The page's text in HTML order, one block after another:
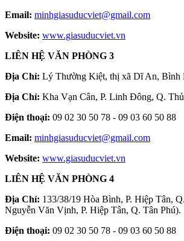
Email: minhgiasuducviet@gmail.com
Website: www.giasuducviet.vn
LIÊN HỆ VĂN PHÒNG 3
Địa Chỉ: Lý Thường Kiệt, thị xã Dĩ An, Bình
Địa Chỉ: Kha Vạn Cân, P. Linh Đông, Q.
Điện thoại: 09 02 30 50 78 - 09 03 60 50 88
Email: minhgiasuducviet@gmail.com
Website: www.giasuducviet.vn
LIÊN HỆ VĂN PHÒNG 4
Địa Chỉ: 133/38/19 Hòa Bình, P. Hiệp Tân,
Nguyễn Văn Vịnh, P. Hiệp Tân, Q. Tân Phú).
Điện thoại: 09 02 30 50 78 - 09 03 60 50 88